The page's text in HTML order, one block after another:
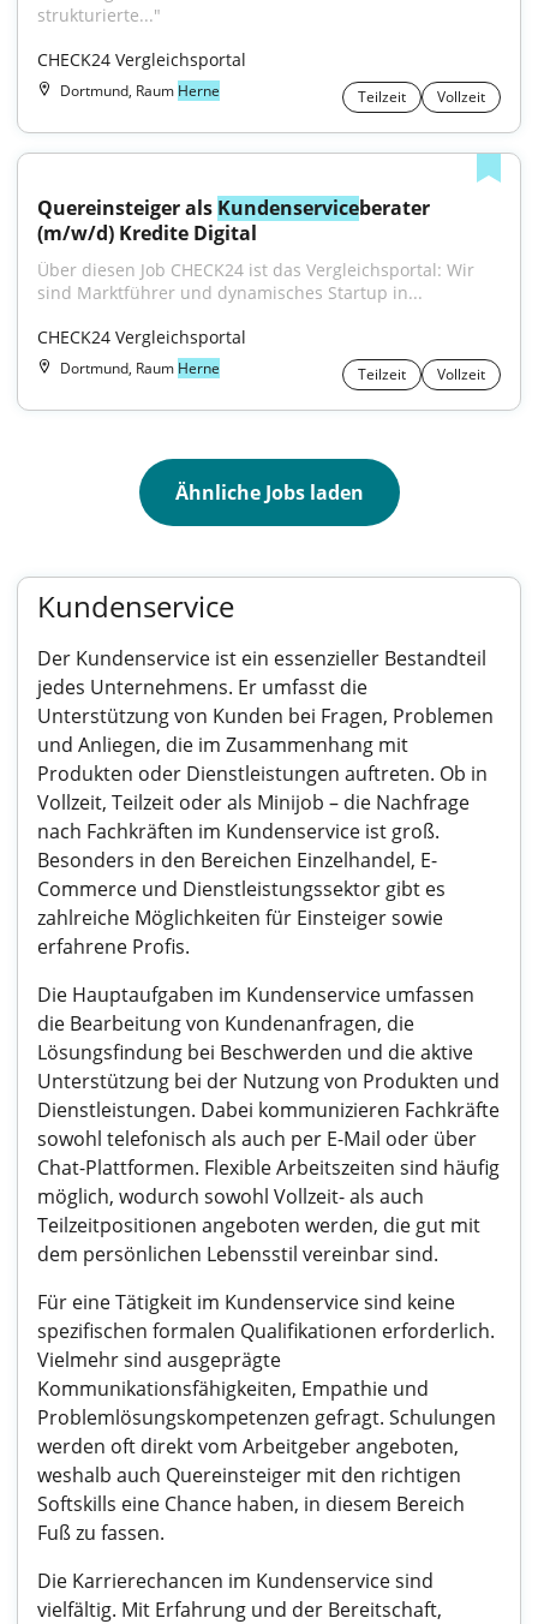
strukturierte..."
CHECK24 Vergleichsportal
Dortmund, Raum Herne Teilzeit Vollzeit
Quereinsteiger als Kundenserviceberater
(m/w/d) Kredite Digital
Über diesen Job CHECK24 ist das Vergleichsportal: Wir
sind Marktführer und dynamisches Startup in...
CHECK24 Vergleichsportal
Dortmund, Raum Herne Teilzeit Vollzeit
Ähnliche Jobs laden
Kundenservice
Der Kundenservice ist ein essenzieller Bestandteil
jedes Unternehmens. Er umfasst die
Unterstützung von Kunden bei Fragen, Problemen
und Anliegen, die im Zusammenhang mit
Produkten oder Dienstleistungen auftreten. Ob in
Vollzeit, Teilzeit oder als Minijob – die Nachfrage
nach Fachkräften im Kundenservice ist groß.
Besonders in den Bereichen Einzelhandel, E-
Commerce und Dienstleistungssektor gibt es
zahlreiche Möglichkeiten für Einsteiger sowie
erfahrene Profis.
Die Hauptaufgaben im Kundenservice umfassen
die Bearbeitung von Kundenanfragen, die
Lösungsfindung bei Beschwerden und die aktive
Unterstützung bei der Nutzung von Produkten und
Dienstleistungen. Dabei kommunizieren Fachkräfte
sowohl telefonisch als auch per E-Mail oder über
Chat-Plattformen. Flexible Arbeitszeiten sind häufig
möglich, wodurch sowohl Vollzeit- als auch
Teilzeitpositionen angeboten werden, die gut mit
dem persönlichen Lebensstil vereinbar sind.
Für eine Tätigkeit im Kundenservice sind keine
spezifischen formalen Qualifikationen erforderlich.
Vielmehr sind ausgeprägte
Kommunikationsfähigkeiten, Empathie und
Problemlösungskompetenzen gefragt. Schulungen
werden oft direkt vom Arbeitgeber angeboten,
weshalb auch Quereinsteiger mit den richtigen
Softskills eine Chance haben, in diesem Bereich
Fuß zu fassen.
Die Karrierechancen im Kundenservice sind
vielfältig. Mit Erfahrung und der Bereitschaft,